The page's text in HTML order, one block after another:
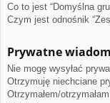
Co to jest “Domyślna
Czym jest odnośnik
Prywatne
Nie mogę wysyłać
Otrzymuję niechciane
Otrzymałem/